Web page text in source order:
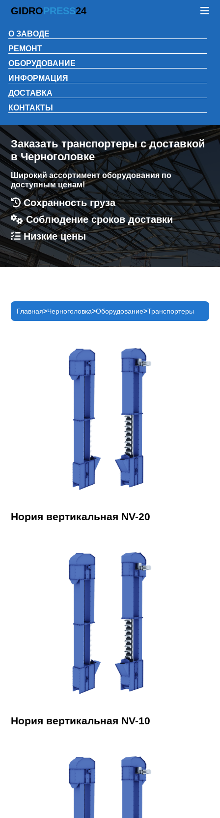
GIDROPRESS24
О ЗАВОДЕ
РЕМОНТ
ОБОРУДОВАНИЕ
ИНФОРМАЦИЯ
ДОСТАВКА
КОНТАКТЫ
Заказать транспортеры с доставкой
в Черноголовке
Широкий ассортимент оборудования по
доступным ценам!
Сохранность груза
Соблюдение сроков доставки
Низкие цены
Главная Черноголовка Оборудование Транспортеры
Нория вертикальная NV-20
Нория вертикальная NV-10